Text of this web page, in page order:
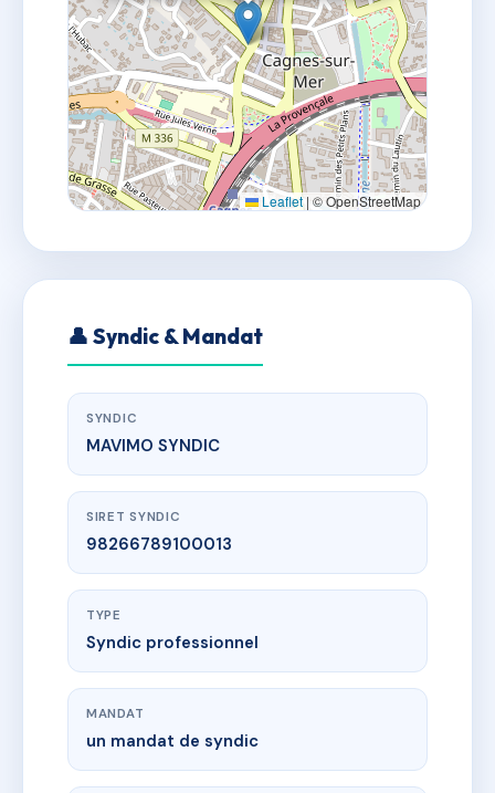
Leaflet | © OpenStreetMap
👤 Syndic & Mandat
SYNDIC
MAVIMO SYNDIC
SIRET SYNDIC
98266789100013
TYPE
Syndic professionnel
MANDAT
un mandat de syndic